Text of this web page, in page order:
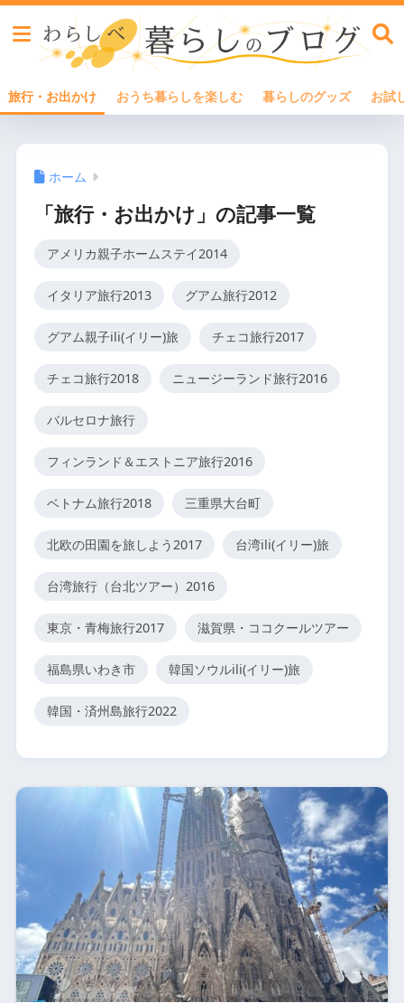
旅行・お出かけ おうち暮らしを楽しむ 暮らしのグッズ お試
ホーム
「旅行・お出かけ」の記事一覧
アメリカ親子ホームステイ2014
イタリア旅行2013 グアム旅行2012
グアム親子ili(イリー)旅 チェコ旅行2017
チェコ旅行2018 ニュージーランド旅行2016
バルセロナ旅行
フィンランド＆エストニア旅行2016
ベトナム旅行2018 三重県大台町
北欧の田園を旅しよう2017 台湾ili(イリー)旅
台湾旅行（台北ツアー）2016
東京・青梅旅行2017 滋賀県・ココクールツアー
福島県いわき市 韓国ソウルili(イリー)旅
韓国・済州島旅行2022